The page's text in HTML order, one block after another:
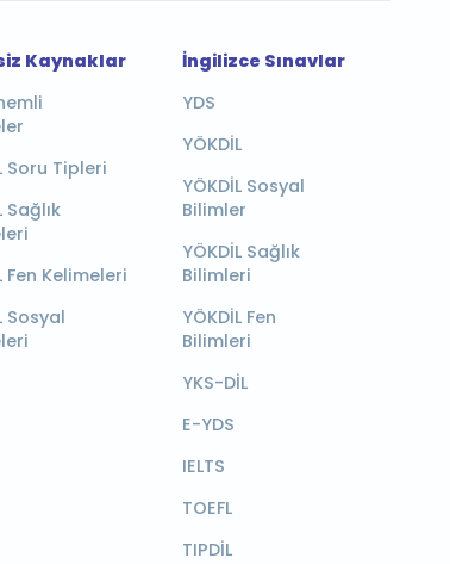
Kaynaklar
Soru Tipleri
Sağlık
Fen Kelimeleri
Sosyal
İngilizce Sınavlar
YDS
YÖKDİL
YÖKDİL Sosyal
Bilimler
YÖKDİL Sağlık
Bilimleri
YÖKDİL Fen
Bilimleri
YKS-DİL
E-YDS
IELTS
TOEFL
TIPDİL